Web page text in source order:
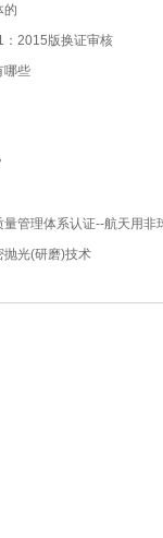
的
技术
：2015版换证审核
哪些
管理体系认证--航天用非
抛光(研磨)技术